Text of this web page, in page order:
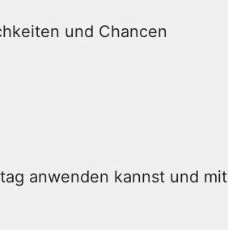
und Chancen
anwenden kannst und mit